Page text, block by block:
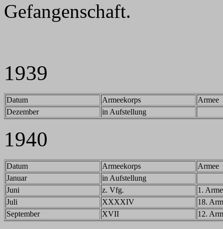
Gefangenschaft.
1939
Datum Armeekorps
Armee
Dezember
in Aufstellung
1940
Datum Armeekorps
Armee
Januar
in Aufstellung
Juni
z. Vfg.
1.
Juli
XXXXIV
18.
September
XVII 12.